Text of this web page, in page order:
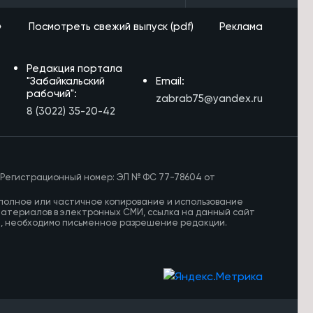
Посмотреть свежий выпуск (pdf) Реклама
Редакция портала
"Забайкальский
рабочий":
8 (3022) 35-20-42
Email:
zabrab75@yandex.ru
Регистрационный номер: ЭЛ № ФС 77-78604 от
или частичное копирование и использование
в электронных СМИ, ссылка на данный сайт
необходимо письменное разрешение редакции.